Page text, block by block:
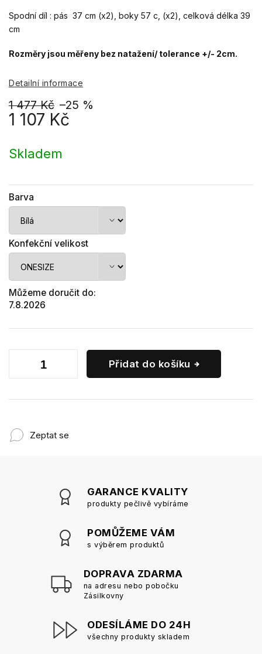
1 477 Kč –25 %
1 107 Kč
cena:
Skladem
Barva
Konfekční velikost
Můžeme doručit do:
7.8.2026
Přidat do košíku
Spodní díl : pás 37 cm (x2), boky 57 c, (x2), celková délka 39
cm
Rozměry jsou měřeny bez natažení/ tolerance +/- 2cm.
Detailní informace
Zeptat se
GARANCE KVALITY
produkty pečlivě vybíráme
POMŮŽEME VÁM
s výběrem produktů
DOPRAVA ZDARMA
na adresu nebo pobočku
Zásilkovny
ODESÍLÁME DO 24H
všechny produkty skladem